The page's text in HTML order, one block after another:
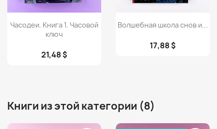
 Просмотр
Часодеи. Книга 1. Часовой
ключ
21,48 $
Просмотр
Волшебная школа снов и...
17,88 $
Книги из этой категории (8)